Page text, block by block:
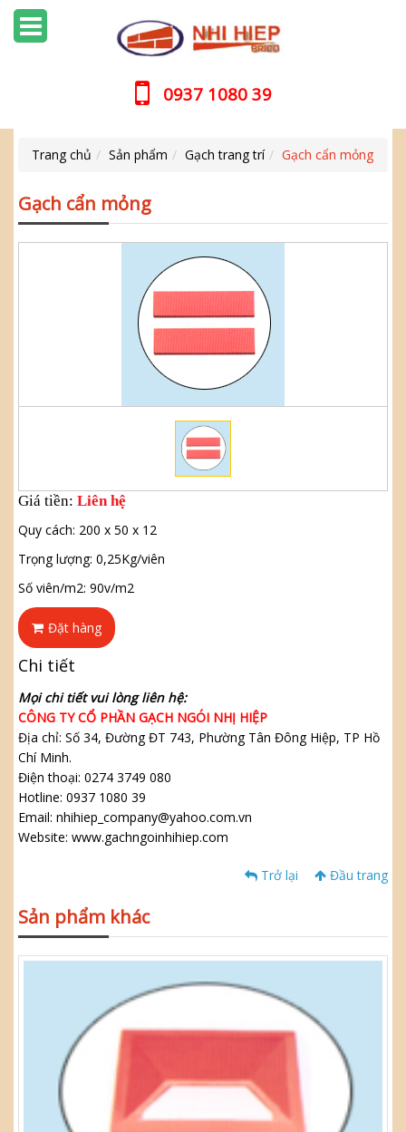
0937 1080 39
Trang chủ Sản phẩm Gạch trang trí Gạch cẩn mỏng
Gạch cẩn mỏng
Giá tiền: Liên hệ
Quy cách: 200 x 50 x 12
Trọng lượng: 0,25Kg/viên
Số viên/m2: 90v/m2
Đặt hàng
Chi tiết
Mọi chi tiết vui lòng liên hệ:
CÔNG TY CỔ PHẦN GẠCH NGÓI NHỊ HIỆP
Địa chỉ: Số 34, Đường ĐT 743, Phường Tân Đông Hiệp, TP Hồ
Chí Minh.
Điện thoại: 0274 3749 080
Hotline: 0937 1080 39
Email: nhihiep_company@yahoo.com.vn
Website: www.gachngoinhihiep.com
Trở lại Đầu trang
Sản phẩm khác